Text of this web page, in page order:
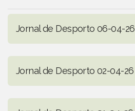
Jornal de Desporto 06-04-26
Jornal de Desporto 02-04-26